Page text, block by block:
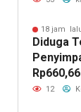
18 jam
Diduga
Negeri 1
12